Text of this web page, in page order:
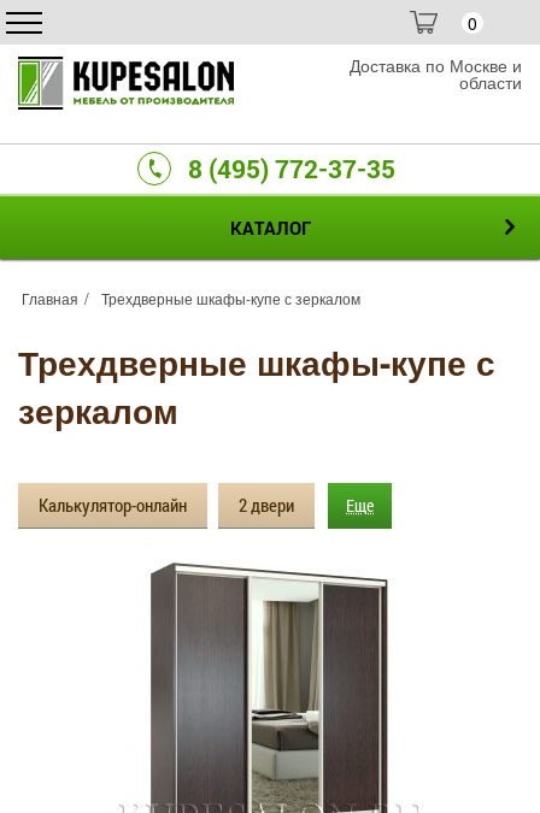
0
Доставка по Москве и
области
8 (495) 772-37-35
КАТАЛОГ
Главная Трехдверные шкафы-купе с зеркалом
Трехдверные шкафы-купе с
зеркалом
Калькулятор-онлайн 2 двери
Фотопечать
Еще